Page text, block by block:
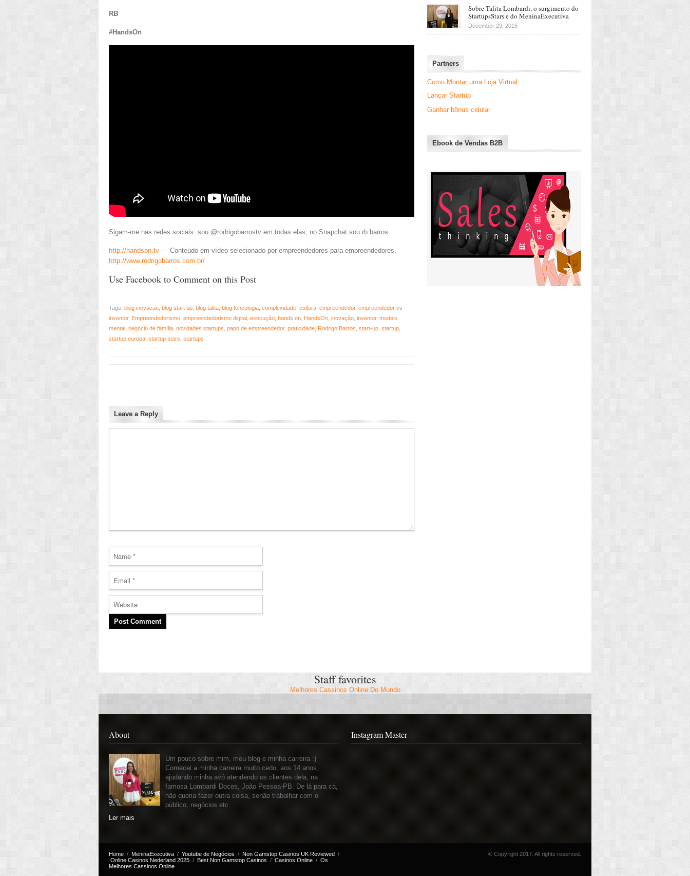
RB
#HandsOn
Sigam-me nas redes sociais: sou @rodrigobarrostv em todas elas; no Snapchat sou rb.barros
http://handson.tv — Conteúdo em vídeo selecionado por empreendedores para empreendedores.
http://www.rodrigobarros.com.br/
Use Facebook to Comment on this Post
Tags: blog inovacao blog start up blog talita blog tencologia complexidade cultura empreendedor, empreendedor vs
inventor, Empreendedorismo empreendedorismo digital execução hands on HandsOn inovação inventor, modelo
mental negócio de família novidades startups papo de empreendedor, praticidade Rodrigo Barros start-up startup
startup europa startup stars startups
Leave a Reply
Sobre Talita Lombardi, o surgimento do
StartupsStars e do MeninaExecutiva
December 29, 2015
Partners
Como Montar uma Loja Virtual
Lançar Startup
Ganhar bônus celular
Ebook de Vendas B2B
Staff favorites
Melhores Cassinos Online Do Mundo
About
Um pouco sobre mim, meu blog e minha carreira :)
Comecei a minha carreira muito cedo, aos 14 anos,
ajudando minha avó atendendo os clientes dela, na
famosa Lombardi Doces, João Pessoa-PB. De lá para cá,
não queria fazer outra coisa, senão trabalhar com o
público, negócios etc.
Ler mais
Instagram Master
Home MeninaExecutiva Youtube de Negócios
Non Gamstop Casinos UK Reviewed
Online Casinos Nederland 2025
Best Non Gamstop Casinos Casinos Online
Os
Melhores Cassinos Online
© Copyright 2017. All rights reserved.